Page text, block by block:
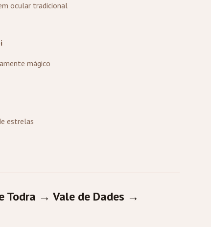
ocular tradicional
mágico
estrelas
Todra → Vale de Dades →